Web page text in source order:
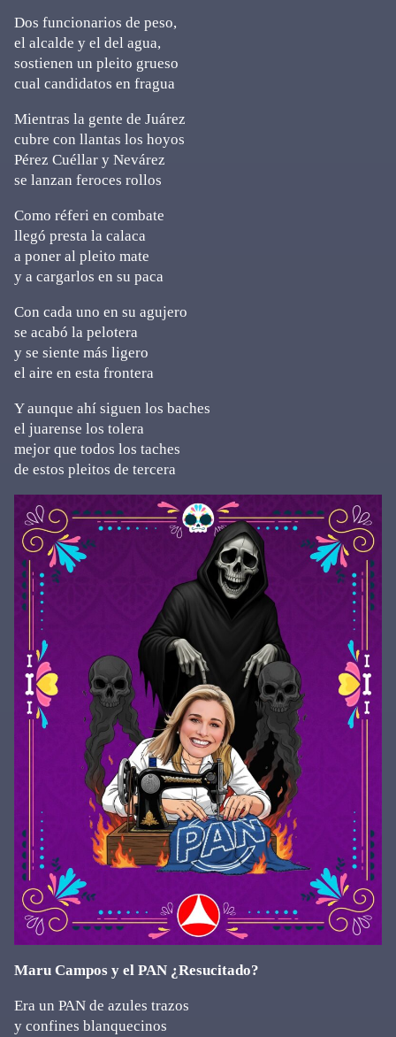
Dos funcionarios de peso,
el alcalde y el del agua,
sostienen un pleito grueso
cual candidatos en fragua
Mientras la gente de Juárez
cubre con llantas los hoyos
Pérez Cuéllar y Nevárez
se lanzan feroces rollos
Como réferi en combate
llegó presta la calaca
a poner al pleito mate
y a cargarlos en su paca
Con cada uno en su agujero
se acabó la pelotera
y se siente más ligero
el aire en esta frontera
Y aunque ahí siguen los baches
el juarense los tolera
mejor que todos los taches
de estos pleitos de tercera
Maru Campos y el PAN ¿Resucitado?
Era un PAN de azules trazos
y confines blanquecinos